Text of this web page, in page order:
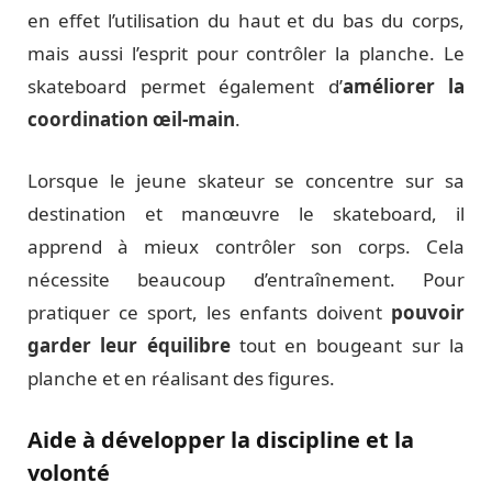
en effet l’utilisation du haut et du bas du corps,
mais aussi l’esprit pour contrôler la planche. Le
skateboard permet également d’améliorer la
coordination œil-main.
Lorsque le jeune skateur se concentre sur sa
destination et manœuvre le skateboard, il
apprend à mieux contrôler son corps. Cela
nécessite beaucoup d’entraînement. Pour
pratiquer ce sport, les enfants doivent pouvoir
garder leur équilibretout en bougeant sur la
planche et en réalisant des figures.
Aide à développer la discipline et la
volonté